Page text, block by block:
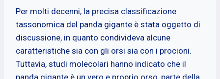
Per molti decenni, la precisa classificazione
tassonomica del panda gigante è stata oggetto di
discussione, in quanto condivideva alcune
caratteristiche sia con gli orsi sia con i procioni.
Tuttavia, studi molecolari hanno indicato che il
panda gigante è un vero e proprio orso, parte della